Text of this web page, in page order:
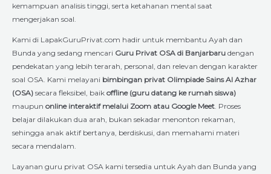
kemampuan analisis tinggi, serta ketahanan mental saat
mengerjakan soal.
Kami di LapakGuruPrivat.com hadir untuk membantu Ayah dan
Bunda yang sedang mencari Guru Privat OSA di Banjarbaru dengan
pendekatan yang lebih terarah, personal, dan relevan dengan karakter
soal OSA. Kami melayani bimbingan privat Olimpiade Sains Al Azhar
(OSA) secara fleksibel, baik offline (guru datang ke rumah siswa)
maupun online interaktif melalui Zoom atau Google Meet . Proses
belajar dilakukan dua arah, bukan sekadar menonton rekaman,
sehingga anak aktif bertanya, berdiskusi, dan memahami materi
secara mendalam.
Layanan guru privat OSA kami tersedia untuk Ayah dan Bunda yang